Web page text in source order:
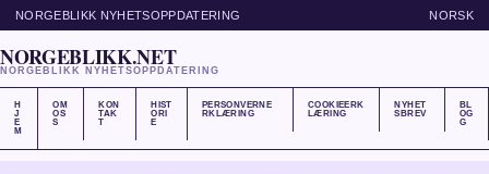
NORGEBLIKK NYHETSOPPDATERING NORSK
NORGEBLIKK.NET
NORGEBLIKK NYHETSOPPDATERING
H
J
E
M
OM
OS
S
KON
TAK
T
HIST
ORI
E
PERSONVERNE
RKLÆRING
COOKIEERK
LÆRING
NYHET
SBREV
BL
OG
G